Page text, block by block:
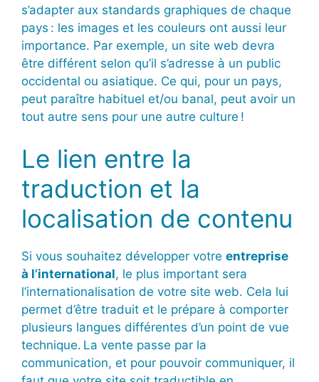
s’adapter aux standards graphiques de chaque
pays : les images et les couleurs ont aussi leur
importance. Par exemple, un site web devra
être différent selon qu’il s’adresse à un public
occidental ou asiatique. Ce qui, pour un pays,
peut paraître habituel et/ou banal, peut avoir un
tout autre sens pour une autre culture !
Le lien entre la
traduction et la
localisation de contenu
Si vous souhaitez développer votre entreprise
à l’international, le plus important sera
l’internationalisation de votre site web. Cela lui
permet d’être traduit et le prépare à comporter
plusieurs langues différentes d’un point de vue
technique. La vente passe par la
communication, et pour pouvoir communiquer, il